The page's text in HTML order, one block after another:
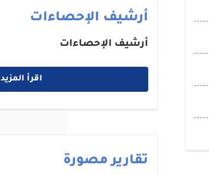
أرشيف الإحصاءات
أرشيف الإحصاءات
اقرأ المزيد
تقارير مصورة